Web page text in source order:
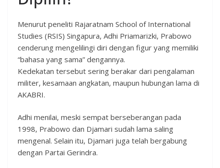
Menurut peneliti Rajaratnam School of International
Studies (RSIS) Singapura, Adhi Priamarizki, Prabowo
cenderung mengelilingi diri dengan figur yang memiliki
“bahasa yang sama” dengannya.
Kedekatan tersebut sering berakar dari pengalaman
militer, kesamaan angkatan, maupun hubungan lama di
AKABRI.
Adhi menilai, meski sempat berseberangan pada
1998, Prabowo dan Djamari sudah lama saling
mengenal. Selain itu, Djamari juga telah bergabung
dengan Partai Gerindra.